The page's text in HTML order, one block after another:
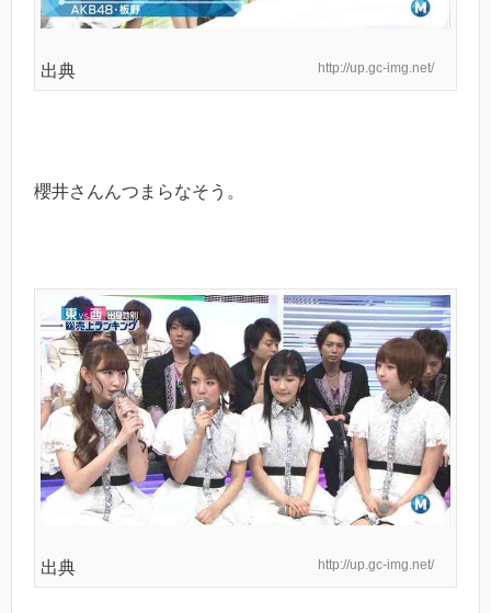
出典 http://up.gc-img.net/
櫻井さんんつまらなそう。
出典 http://up.gc-img.net/